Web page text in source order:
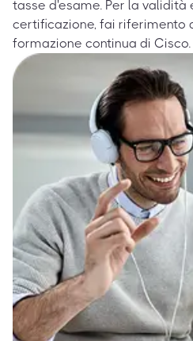
tasse d'esame. Per la validità
certificazione, fai riferimento
formazione continua di Cisco.